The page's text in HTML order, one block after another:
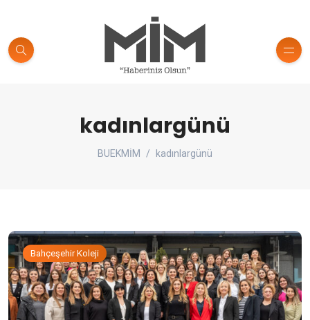
kadınlargünü
BUEKMİM kadınlargünü
Bahçeşehir Koleji